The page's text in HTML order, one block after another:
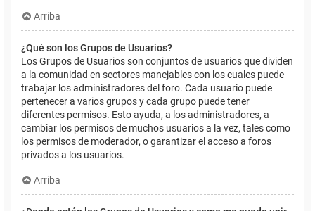
Arriba
¿Qué son los Grupos de Usuarios?
Los Grupos de Usuarios son conjuntos de usuarios que dividen
a la comunidad en sectores manejables con los cuales puede
trabajar los administradores del foro. Cada usuario puede
pertenecer a varios grupos y cada grupo puede tener
diferentes permisos. Esto ayuda, a los administradores, a
cambiar los permisos de muchos usuarios a la vez, tales como
los permisos de moderador, o garantizar el acceso a foros
privados a los usuarios.
Arriba